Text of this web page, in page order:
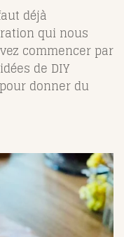
déjà
qui nous
commencer par
de DIY
donner du